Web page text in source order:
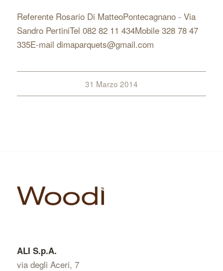
Referente Rosario Di MatteoPontecagnano - Via
Sandro PertiniTel 082 82 11 434Mobile 328 78 47
335E-mail dimaparquets@gmail.com
31 Marzo 2014
ALI S.p.A.
via degli Aceri, 7